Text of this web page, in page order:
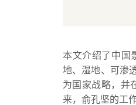
本文介绍了中国
地、湿地、可渗
为国家战略，并
来，俞孔坚的工